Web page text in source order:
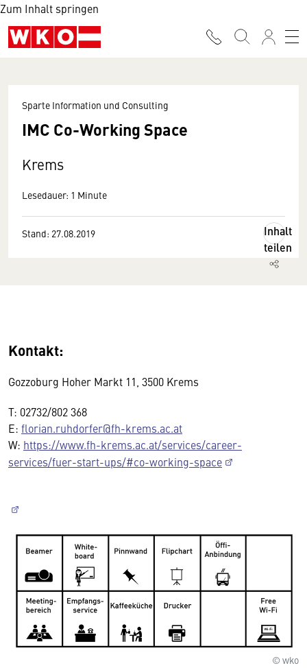
Zum Inhalt springen
Sparte Information und Consulting
IMC Co-Working Space
Krems
Lesedauer: 1 Minute
Stand: 27.08.2019
Inhalt
teilen
Kontakt:
Gozzoburg Hoher Markt 11, 3500 Krems
T: 02732/802 368
E: florian.ruhdorfer@fh-krems.ac.at
W: https://www.fh-krems.ac.at/services/career-
services/fuer-start-ups/#co-working-space
© wko